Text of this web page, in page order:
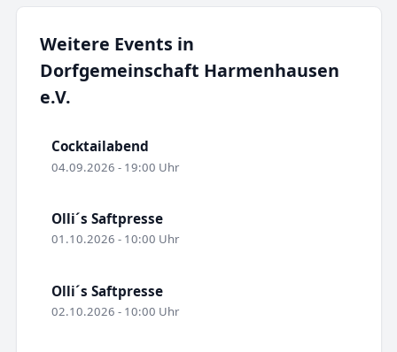
Weitere Events in
Dorfgemeinschaft Harmenhausen
e.V.
Cocktailabend
04.09.2026 - 19:00 Uhr
Olli´s Saftpresse
01.10.2026 - 10:00 Uhr
Olli´s Saftpresse
02.10.2026 - 10:00 Uhr